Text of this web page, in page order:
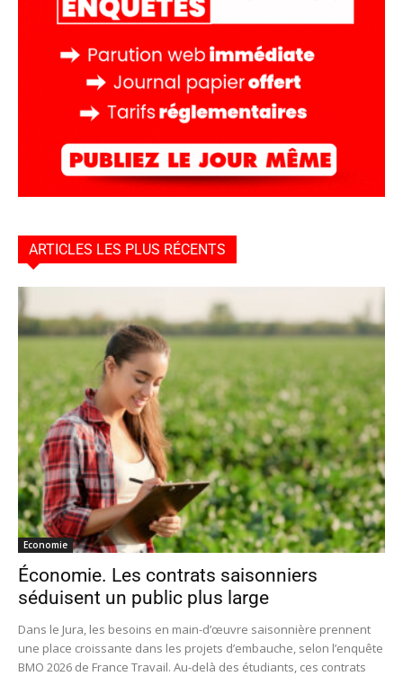
ARTICLES LES PLUS RÉCENTS
Economie
Économie. Les contrats saisonniers
séduisent un public plus large
Dans le Jura, les besoins en main-d’œuvre saisonnière prennent
une place croissante dans les projets d’embauche, selon l’enquête
BMO 2026 de France Travail. Au-delà des étudiants, ces contrats